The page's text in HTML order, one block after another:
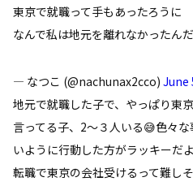
東京で就職って手もあったろうに
なんで私は地元を離れなかったん
— なつこ (@nachunax2cco) June
地元で就職した子で、やっぱり東
言ってる子、2〜３人いる😅色々
いように行動した方がラッキーだ
転職で東京の会社受けるって難し